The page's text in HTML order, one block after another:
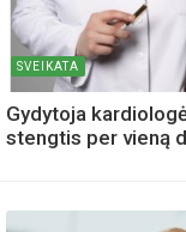
SVEIKATA
Gydytoja
stengtis per vieną